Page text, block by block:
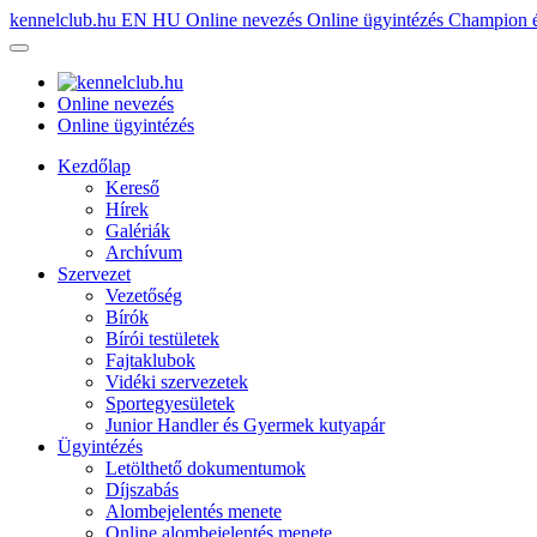
kennelclub.hu EN HU Online nevezés Online ügyintézés Champion
Online nevezés
Online ügyintézés
Kezdőlap
Kereső
Hírek
Galériák
Archívum
Szervezet
Vezetőség
Bírók
Bírói testületek
Fajtaklubok
Vidéki szervezetek
Sportegyesületek
Junior Handler és Gyermek kutyapár
Ügyintézés
Letölthető dokumentumok
Díjszabás
Alombejelentés menete
Online alombejelentés menete